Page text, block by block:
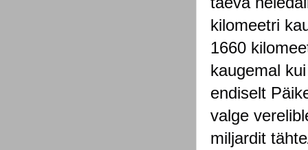
kilomeetri
1660
kaugemal
endiselt
valge
miljardit